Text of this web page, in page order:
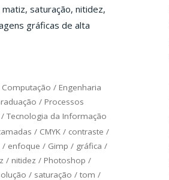
saturação, nitidez,
gráficas de alta
Computação / Engenharia
/ Processos
Tecnologia da Informação
/ CMYK / contraste /
/ enfoque / Gimp / gráfica /
/ nitidez / Photoshop /
/ saturação / tom /